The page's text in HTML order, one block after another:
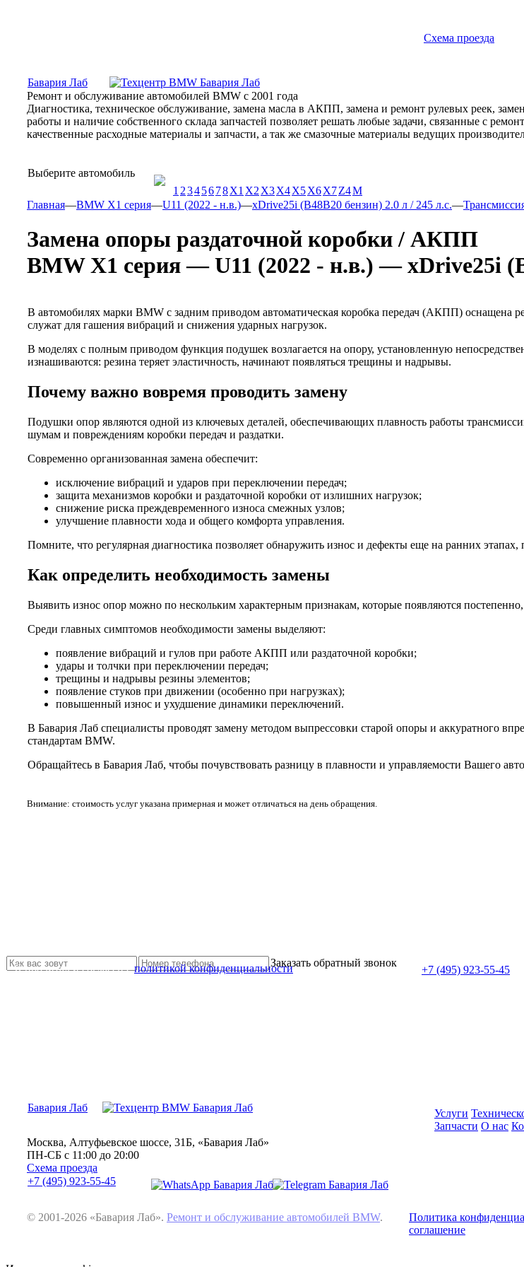
Схема проезда
Бавария Лаб
Ремонт и обслуживание автомобилей BMW с 2001 года
Диагностика, техническое обслуживание, замена масла в АКПП, замена и ремонт рулевых реек,
работы и наличие собственного склада запчастей позволяет решать любые задачи, связанные с
качественные расходные материалы и запчасти, а так же смазочные материалы ведущих
Выберите автомобиль
1 2345678X1 X2 X3X4X5X6X7Z4М
Главная—BMW X1 серия—U11 (2022 - н.в.)—xDrive25i (B48B20 бензин) 2.0 л / 245 л.с.—
Замена опоры раздаточной коробки / АКПП
BMW X1 серия — U11 (2022 - н.в.) — xDrive25i
В автомобилях марки BMW с задним приводом автоматическая коробка передач (АКПП) оснащена
служат для гашения вибраций и снижения ударных нагрузок.
В моделях с полным приводом функция подушек возлагается на опору, установленную
изнашиваются: резина теряет эластичность, начинают появляться трещины и надрывы.
Почему важно вовремя проводить замену
Подушки опор являются одной из ключевых деталей, обеспечивающих плавность работы
шумам и повреждениям коробки передач и раздатки.
Современно организованная замена обеспечит:
исключение вибраций и ударов при переключении передач;
защита механизмов коробки и раздаточной коробки от излишних нагрузок;
снижение риска преждевременного износа смежных узлов;
улучшение плавности хода и общего комфорта управления.
Помните, что регулярная диагностика позволяет обнаружить износ и дефекты еще на ранних
Как определить необходимость замены
Выявить износ опор можно по нескольким характерным признакам, которые появляются
Среди главных симптомов необходимости замены выделяют:
появление вибраций и гулов при работе АКПП или раздаточной коробки;
удары и толчки при переключении передач;
трещины и надрывы резины элементов;
появление стуков при движении (особенно при нагрузках);
повышенный износ и ухудшение динамики переключений.
В Бавария Лаб специалисты проводят замену методом выпрессовки старой опоры и аккуратного
стандартам BMW.
Обращайтесь в Бавария Лаб, чтобы почувствовать разницу в плавности и управляемости Вашего
Внимание: стоимость услуг указана примерная и может отличаться на день обращения.
Заказать обратный звонок
Я прочитал и согласен сполитикой конфиденциальности
+7 (495) 923-55-45
Бавария Лаб
Москва, Алтуфьевское шоссе, 31Б, «Бавария Лаб»
ПН-СБ с 11:00 до 20:00
Схема проезда
+7 (495) 923-55-45
Услуги
Запчасти О нас
© 2001-2026 «Бавария Лаб». Ремонт и обслуживание автомобилей BMW. Политика
соглашение